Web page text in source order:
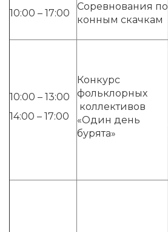
10:00 – 17:00
Соревнования по
конным скачкам
10:00 – 13:00
14:00 – 17:00
Конкурс
фольклорных
коллективов
«Один день
бурята»